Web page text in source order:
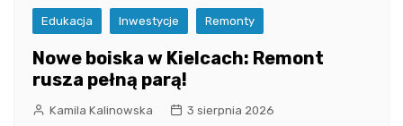
Edukacja Inwestycje Remonty
Nowe boiska w Kielcach: Remont
rusza pełną parą!
Kamila Kalinowska 3 sierpnia 2026